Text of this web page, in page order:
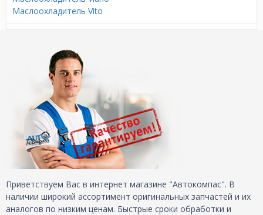
Маслоохладитель Vito
Приветствуем Вас в интернет магазине "Автокомпас". В
наличии широкий ассортимент оригинальных запчастей и их
аналогов по низким ценам. Быстрые сроки обработки и